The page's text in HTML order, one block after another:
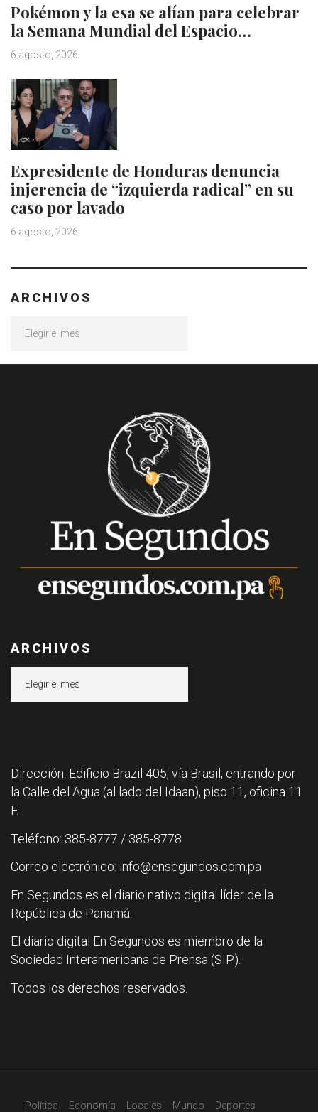
Pokémon y la esa se alían para celebrar
la Semana Mundial del Espacio…
6 agosto, 2026
Expresidente de Honduras denuncia
injerencia de “izquierda radical” en su
caso por lavado
6 agosto, 2026
ARCHIVOS
ARCHIVOS
Dirección: Edificio Brazil 405, vía Brasil, entrando por
la Calle del Agua (al lado del Idaan), piso 11, oficina 11
F.
Teléfono: 385-8777 / 385-8778
Correo electrónico: info@ensegundos.com.pa
En Segundos es el diario nativo digital líder de la
República de Panamá.
El diario digital En Segundos es miembro de la
Sociedad Interamericana de Prensa (SIP).
Todos los derechos reservados.
Política Economía Locales Mundo Deportes